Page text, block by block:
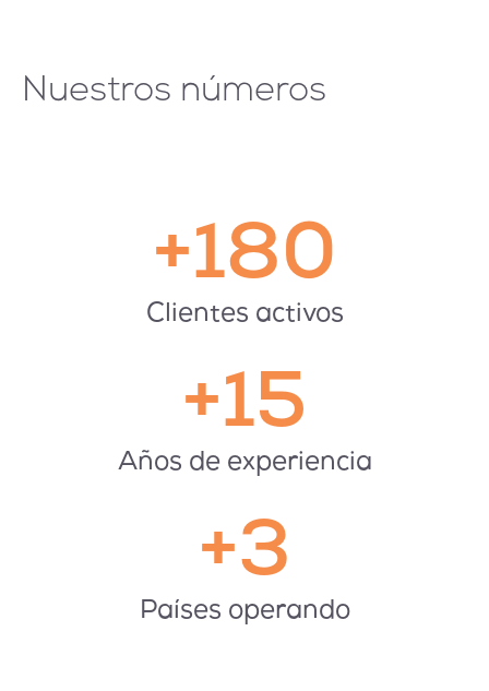
Nuestros números
+180
Clientes activos
+15
Años de experiencia
+3
Países operando